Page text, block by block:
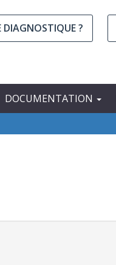
DIAGNOSTIQUE ?
DOCUMENTATION